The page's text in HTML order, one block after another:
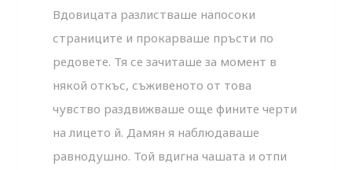
Вдовицата разлистваше напосоки
страниците и прокарваше пръсти по
редовете. Тя се зачиташе за момент в
някой откъс, съживеното от това
чувство раздвижваше още фините черти
на лицето й. Дамян я наблюдаваше
равнодушно. Той вдигна чашата и отпи